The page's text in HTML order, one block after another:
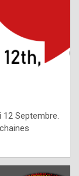
12 Septembre.